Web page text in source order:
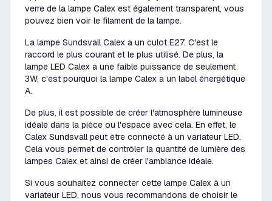
verre de la lampe Calex est également transparent, vous
pouvez bien voir le filament de la lampe.
La lampe Sundsvall Calex a un culot E27. C'est le
raccord le plus courant et le plus utilisé. De plus, la
lampe LED Calex a une faible puissance de seulement
3W, c'est pourquoi la lampe Calex a un label énergétique
A.
De plus, il est possible de créer l'atmosphère lumineuse
idéale dans la pièce ou l'espace avec cela. En effet, le
Calex Sundsvall peut être connecté à un variateur LED.
Cela vous permet de contrôler la quantité de lumière des
lampes Calex et ainsi de créer l'ambiance idéale.
Si vous souhaitez connecter cette lampe Calex à un
variateur LED, nous vous recommandons de choisir le